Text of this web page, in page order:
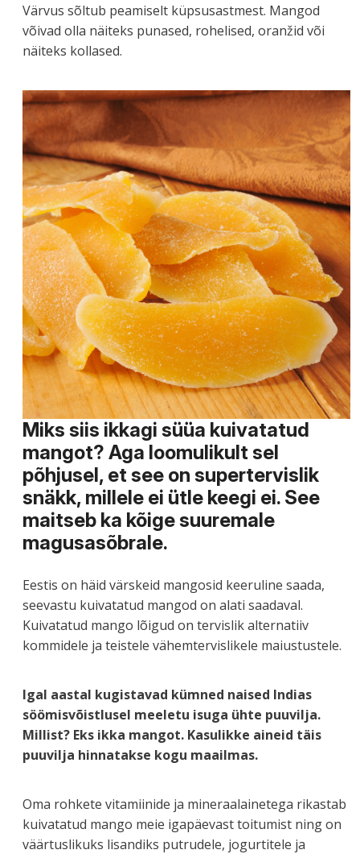
Värvus sõltub peamiselt küpsusastmest. Mangod
võivad olla näiteks punased, rohelised, oranžid või
näiteks kollased.
Miks siis ikkagi süüa kuivatatud
mangot? Aga loomulikult sel
põhjusel, et see on supertervislik
snäkk, millele ei ütle keegi ei. See
maitseb ka kõige suuremale
magusasõbrale.
Eestis on häid värskeid mangosid keeruline saada,
seevastu kuivatatud mangod on alati saadaval.
Kuivatatud mango lõigud on tervislik alternatiiv
kommidele ja teistele vähemtervislikele maiustustele.
Igal aastal kugistavad kümned naised Indias
söömisvõistlusel meeletu isuga ühte puuvilja.
Millist? Eks ikka mangot. Kasulikke aineid täis
puuvilja hinnatakse kogu maailmas.
Oma rohkete vitamiinide ja mineraalainetega rikastab
kuivatatud mango meie igapäevast toitumist ning on
väärtuslikuks lisandiks putrudele, jogurtitele ja